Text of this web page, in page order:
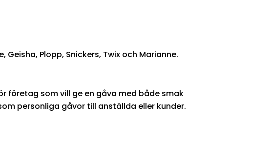
Plopp, Snickers, Twix och Marianne.
företag som vill ge en gåva med både smak
personliga gåvor till anställda eller kunder.